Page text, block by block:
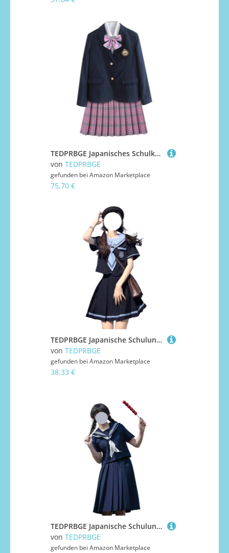
TEDPRBGE Japanisches Schulkostüm JK Uniform Kostüm JK Blazer Deep Blue Anzugjacke JK Plaid Rock Shirts Set für Damen, rose, M
von TEDPRBGE
gefunden bei Amazon Marketplace
75,70 €
TEDPRBGE Japanische Schuluniform-Kostüm, Matrosenuniform, JK, Hemden, Uniform, Anime, Cosplay, Kostüme für Damen, Größe XL
von TEDPRBGE
gefunden bei Amazon Marketplace
38,33 €
TEDPRBGE Japanische Schuluniform-Kostüm, Matrosenuniform, JK, Hemden, Uniform, Anime, Cosplay, Kostüme für Damen (Blau, kurze Ärmel + Rock, 60 cm, M)
von TEDPRBGE
gefunden bei Amazon Marketplace